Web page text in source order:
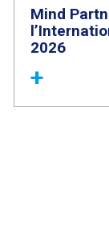
Mind
2026